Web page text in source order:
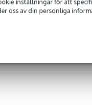
oss av din personliga